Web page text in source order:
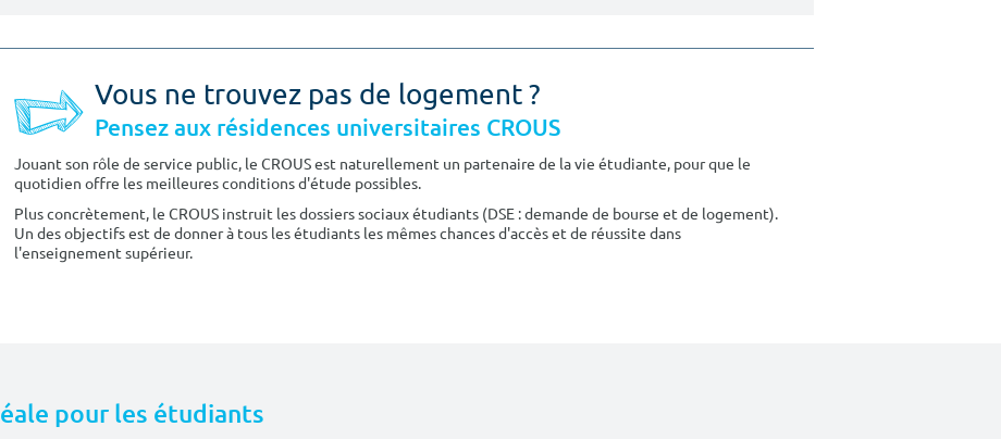
Vous ne trouvez pas de logement ?
Pensez aux résidences universitaires CROUS
Jouant son rôle de service public, le CROUS est naturellement un partenaire de la vie étudiante, pour que le
quotidien offre les meilleures conditions d'étude possibles.
Plus concrètement, le CROUS instruit les dossiers sociaux étudiants (DSE : demande de bourse et de logement).
Un des objectifs est de donner à tous les étudiants les mêmes chances d'accès et de réussite dans
l'enseignement supérieur.
pour les étudiants